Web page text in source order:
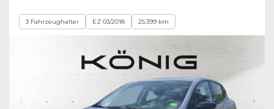
3 Fahrzeughalter EZ 03/2018 25.399 km